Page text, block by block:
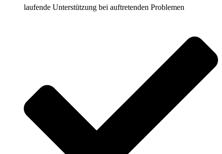
laufende Unterstützung bei auftretenden Problemen